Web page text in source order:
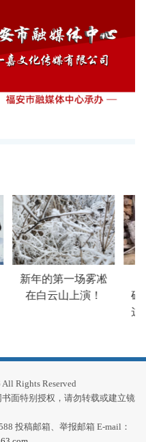
新年的第一场雾凇
在白云山上演！
碓
这
Rights Reserved
面特别授权，请勿转载或建立镜
投稿邮箱、举报邮箱 E-mail：